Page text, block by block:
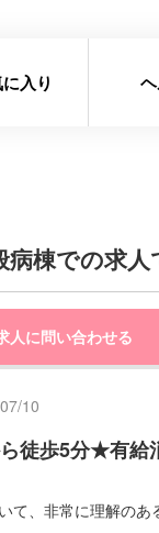
入り
病棟での求
人に問い合わせる
10
徒歩5分★有
、非常に理解の